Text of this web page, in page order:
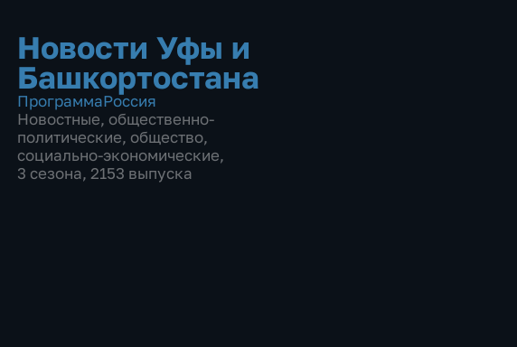
Новости Уфы и
Башкортостана
ПрограммаРоссия
Новостные, общественно-
политические, общество,
социально-экономические,
3 сезона, 2153 выпуска